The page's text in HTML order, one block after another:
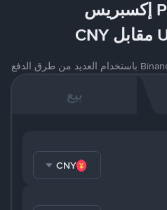
بيع
CNY